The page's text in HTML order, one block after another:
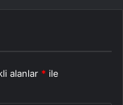
alanlar * ile